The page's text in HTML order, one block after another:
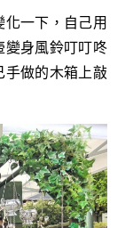
一下，自己用
變身風鈴叮叮咚
手做的木箱上敲